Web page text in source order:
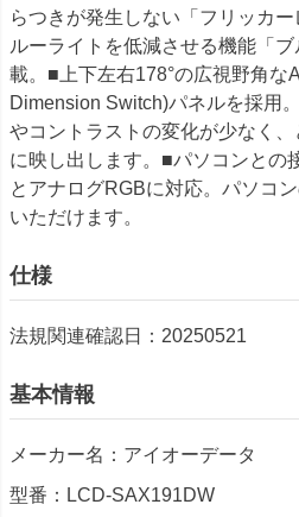
らつきが発生しない「フリッカ
ルーライトを低減させる機能「
載。■上下左右178°の広視野角な
Dimension Switch)パネルを採用
やコントラストの変化が少なく
に映し出します。■パソコンとの
とアナログRGBに対応。パソコ
いただけます。
仕様
法規関連確認日：20250521
基本情報
メーカー名：アイオーデータ
型番：LCD-SAX191DW